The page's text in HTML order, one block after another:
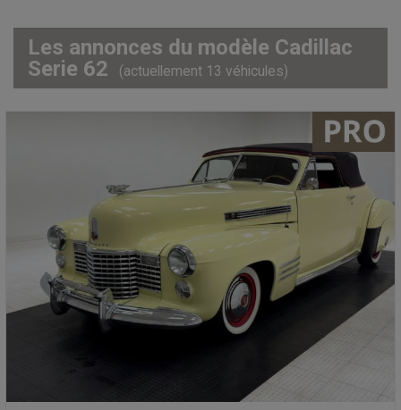
Les annonces du modèle Cadillac
Serie 62
(actuellement 13 véhicules)